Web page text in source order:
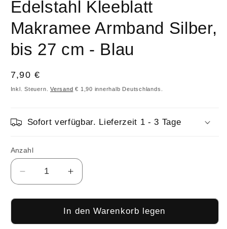
Edelstahl Kleeblatt
Makramee Armband Silber,
bis 27 cm - Blau
Normaler
Preis
7,90 €
Inkl. Steuern.Versand € 1,90 innerhalb Deutschlands.
Sofort verfügbar. Lieferzeit 1 - 3 Tage
Anzahl
Anzahl
Verringere
die
Menge
Edelstahl
Erhöhe
die
Menge
für
Edelstahl
In den Warenkorb legen